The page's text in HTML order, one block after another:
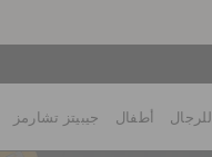
للرجال أطفال جيبيتز تشارمز